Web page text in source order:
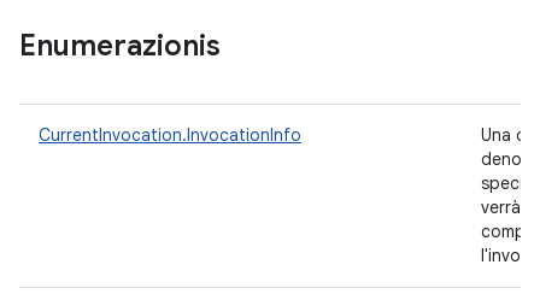
Enumerazionis
CurrentInvocation.InvocationInfo
Una
verrà